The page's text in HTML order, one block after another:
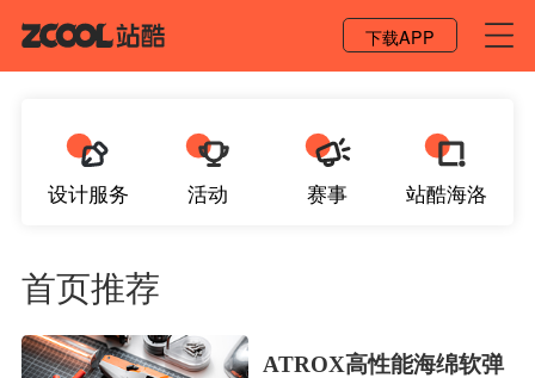
下载APP
设计服务 活动 赛事 站酷海洛
首页推荐
ATROX高性能海绵软弹